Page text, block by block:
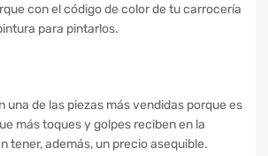
con el código de color de tu carrocería
para pintarlos.
una de las piezas más vendidas porque es
más toques y golpes reciben en la
tener, además, un precio asequible.